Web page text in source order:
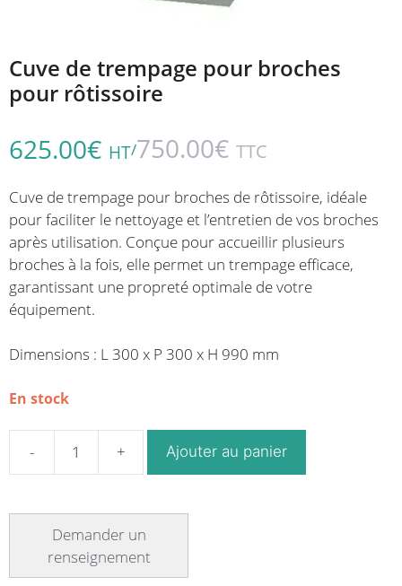
Cuve de trempage pour broches
pour rôtissoire
625.00€ HT/750.00€ TTC
Cuve de trempage pour broches de rôtissoire, idéale
pour faciliter le nettoyage et l’entretien de vos broches
après utilisation. Conçue pour accueillir plusieurs
broches à la fois, elle permet un trempage efficace,
garantissant une propreté optimale de votre
équipement.
Dimensions : L 300 x P 300 x H 990 mm
En stock
quantité
de
trempage
pour
Ajouter au panier